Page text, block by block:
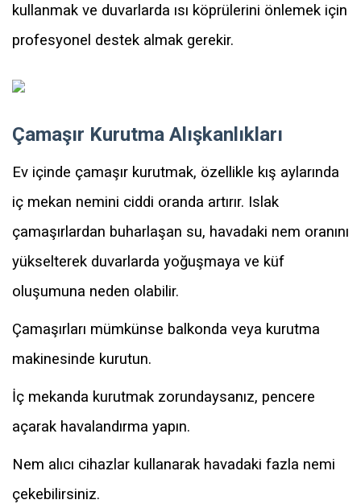
kullanmak ve duvarlarda ısı köprülerini önlemek için
profesyonel destek almak gerekir.
Çamaşır Kurutma Alışkanlıkları
Ev içinde çamaşır kurutmak, özellikle kış aylarında
iç mekan nemini ciddi oranda artırır. Islak
çamaşırlardan buharlaşan su, havadaki nem oranını
yükselterek duvarlarda yoğuşmaya ve küf
oluşumuna neden olabilir.
Çamaşırları mümkünse balkonda veya kurutma
makinesinde kurutun.
İç mekanda kurutmak zorundaysanız, pencere
açarak havalandırma yapın.
Nem alıcı cihazlar kullanarak havadaki fazla nemi
çekebilirsiniz.